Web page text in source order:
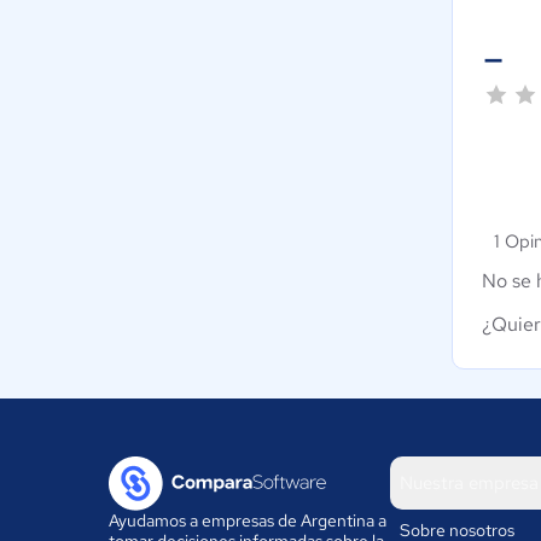
-
1
No se
Ayudamos a empresas de Argentina a
Sobre nosotros